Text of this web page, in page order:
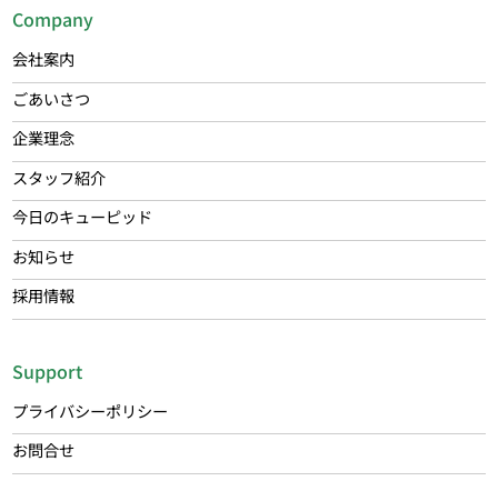
Company
会社案内
ごあいさつ
企業理念
スタッフ紹介
今日のキューピッド
お知らせ
採用情報
Support
プライバシーポリシー
お問合せ